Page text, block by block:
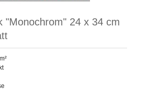
"Monochrom" 24 x 34 cm